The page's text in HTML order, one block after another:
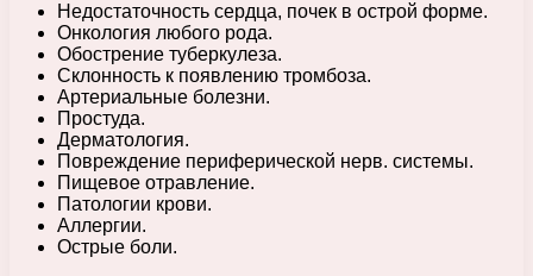
Недостаточность сердца, почек в острой форме.
Онкология любого рода.
Обострение туберкулеза.
Склонность к появлению тромбоза.
Артериальные болезни.
Простуда.
Дерматология.
Повреждение периферической нерв. системы.
Пищевое отравление.
Патологии крови.
Аллергии.
Острые боли.